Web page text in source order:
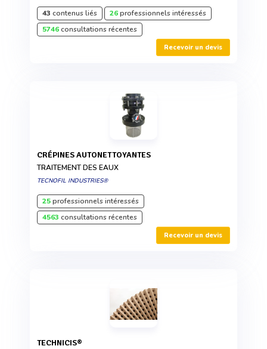
43 contenus liés 26professionnels intéressés
5746consultations récentes
Recevoir un devis
CRÉPINES AUTONETTOYANTES
TRAITEMENT DES EAUX
TECNOFIL INDUSTRIES®
25professionnels intéressés
4563 consultations récentes
Recevoir un devis
TECHNICIS®